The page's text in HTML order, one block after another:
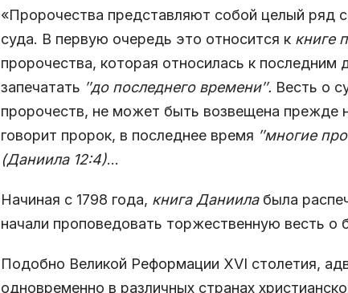
«Пророчества представляют собой целый ряд
суда. В первую очередь это относится к книге
пророчества, которая относилась к
запечатать ″до последнего времени″. Весть о
пророчеств, не может быть возвещена прежде
говорит пророк, в последнее время ″многие
(Даниила 12:4)…
Начиная с 1798 года, книга Даниила была
начали проповедовать торжественную весть о
Подобно Великой Реформации XVI столетия,
одновременно в различных странах